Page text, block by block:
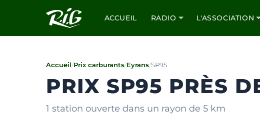
ACCUEIL RADIO L'ASSOCIATION
Accueil/Prix carburants/Eyrans/SP95
PRIX SP95 PRÈS
1 station ouverte dans un rayon de 5 km